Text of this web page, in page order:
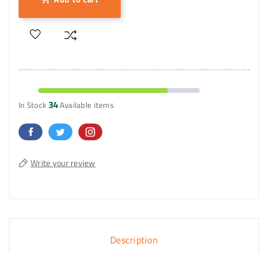
In Stock34Available items
Write your review
Description